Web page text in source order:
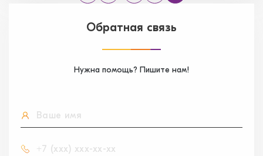
Обратная связь
Нужна помощь? Пишите нам!